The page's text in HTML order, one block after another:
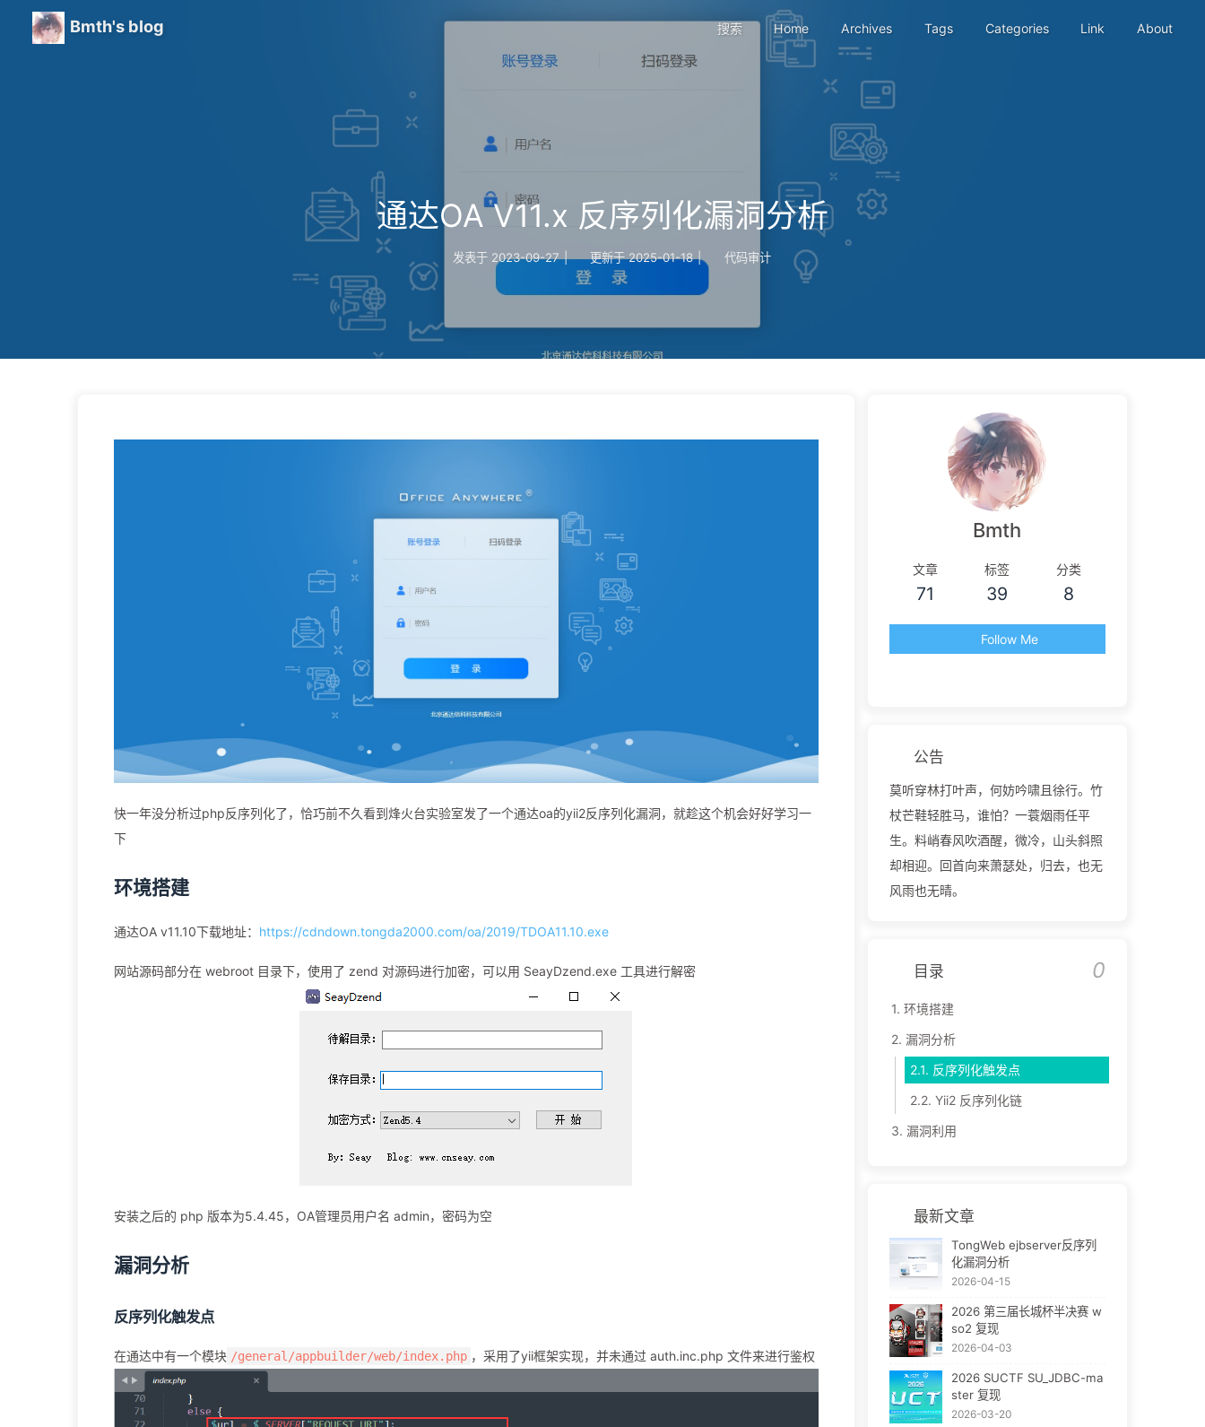
Bmth's blog 搜索 Home Archives Tags Categories Link About
通达OA V11.x 反序列化漏洞分析
发表于 2023-09-27 | 更新于 2025-01-18 | 代码审计
快一年没分析过php反序列化了，恰巧前不久看到烽火台实验室发了一个通达oa的yii2反序列化漏洞，就趁这个机会好好学习一
下
环境搭建
通达OA v11.10下载地址： https://cdndown.tongda2000.com/oa/2019/TDOA11.10.exe
网站源码部分在 webroot 目录下，使用了 zend 对源码进行加密，可以用 SeayDzend.exe 工具进行解密
安装之后的 php 版本为5.4.45，OA管理员用户名 admin，密码为空
漏洞分析
反序列化触发点
在通达中有一个模块 /general/appbuilder/web/index.php ，采用了yii框架实现，并未通过 auth.inc.php 文件来进行鉴权
Bmth
文章
71
标签
39
分类
8
Follow Me
公告
莫听穿林打叶声，何妨吟啸且徐行。竹
杖芒鞋轻胜马，谁怕？一蓑烟雨任平
生。料峭春风吹酒醒，微冷，山头斜照
却相迎。回首向来萧瑟处，归去，也无
风雨也无晴。
目录 0
1. 环境搭建
2. 漏洞分析
2.1. 反序列化触发点
2.2. Yii2 反序列化链
3. 漏洞利用
最新文章
TongWeb ejbserver反序列
化漏洞分析
2026-04-15
2026 第三届长城杯半决赛 w
so2 复现
2026-04-03
2026 SUCTF SU_JDBC-ma
ster 复现
2026-03-20